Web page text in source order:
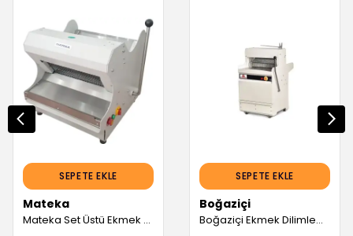
SEPETE EKLE
Mateka
Mateka Set Üstü Ekmek Dilimleme Makinesi 10-16 mm DLM-740M (Servis Garantili)
SEPETE EKLE
Boğaziçi
Boğaziçi Ekmek Dilimleme Makinası (Servis Garantili)